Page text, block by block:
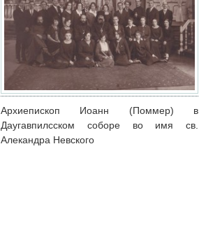
Архиепископ Иоанн (Поммер) в
Даугавпилсском соборе во имя св.
Алекандра Невского